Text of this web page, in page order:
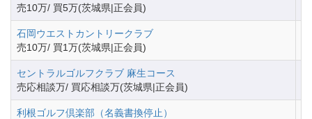
売10万/ 買5万(茨城県|正会員)
石岡ウエストカントリークラブ
売10万/ 買1万(茨城県|正会員)
セントラルゴルフクラブ 麻生コース
売応相談万/ 買応相談万(茨城県|正会員)
利根ゴルフ倶楽部（名義書換停止）